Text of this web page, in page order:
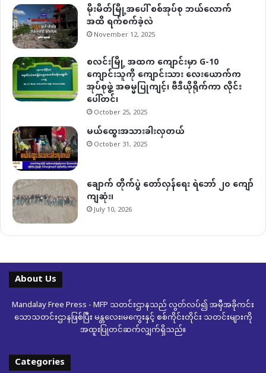
မိုးမိတ်မြို့အပေါ် စစ်အုပ်စု ဘယ်လောက်
အထိ ရက်စက်ခဲ့လဲ
November 12, 2025
စလင်းမြို့ အထက ကျောင်းမှာ G-10
ကျောင်းသူကို ကျောင်းသား လေးယောက်က
အုပ်စုဖွဲ့ အဓမ္မပြုကျင့်၊ ဗီဒီယိုရိုက်ကာ လိုင်း
ပေါ်တင်၊
October 25, 2025
မယ်ထွေးအသားခါးလှတယ်
October 31, 2025
ချောက် တိုက်ပွဲ တော်လှန်ရေး ရဲဘော် ၂၀ ကျော်
ကျဆုံး၊
July 10, 2026
About Us
Mandalay Free Press - MFP သတင်းဌာနသည် လွတ်လပ်၍ အမှီအခိုကင်း
သောသတင်းဌာနဖြစ်ပြီး မန္တလေး၊မကွေးနှင့် စစ်ကိုင်းတိုင်း သတင်းများကို
အထူးပြုတင်ဆက်လျှက်ရှိသည်။
Categories